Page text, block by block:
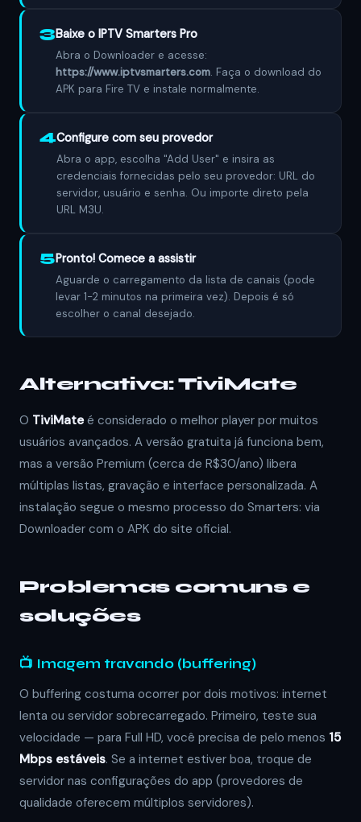
3Baixe o IPTV Smarters Pro
Abra o Downloader e acesse:
https://www.iptvsmarters.com. Faça o download do
APK para Fire TV e instale normalmente.
4Configure com seu provedor
Abra o app, escolha "Add User" e insira as
credenciais fornecidas pelo seu provedor: URL do
servidor, usuário e senha. Ou importe direto pela
URL M3U.
5Pronto! Comece a assistir
Aguarde o carregamento da lista de canais (pode
levar 1-2 minutos na primeira vez). Depois é só
escolher o canal desejado.
Alternativa: TiviMate
O TiviMateé considerado o melhor player por muitos
usuários avançados. A versão gratuita já funciona bem,
mas a versão Premium (cerca de R$30/ano) libera
múltiplas listas, gravação e interface personalizada. A
instalação segue o mesmo processo do Smarters: via
Downloader com o APK do site oficial.
Problemas comuns e
soluções
📺 Imagem travando (buffering)
O buffering costuma ocorrer por dois motivos: internet
lenta ou servidor sobrecarregado. Primeiro, teste sua
velocidade — para Full HD, você precisa de pelo menos 15
Mbps estáveis. Se a internet estiver boa, troque de
servidor nas configurações do app (provedores de
qualidade oferecem múltiplos servidores).